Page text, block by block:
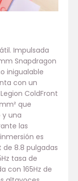
Impulsada
Snapdragon
inigualable
con un
ColdFront
que
una
las
es
de 8.8 pulgadas
tasa de
con 165Hz de